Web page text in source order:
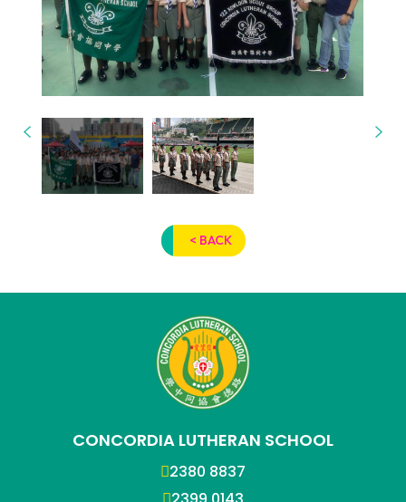
< BACK
CONCORDIA LUTHERAN SCHOOL
2380 8837